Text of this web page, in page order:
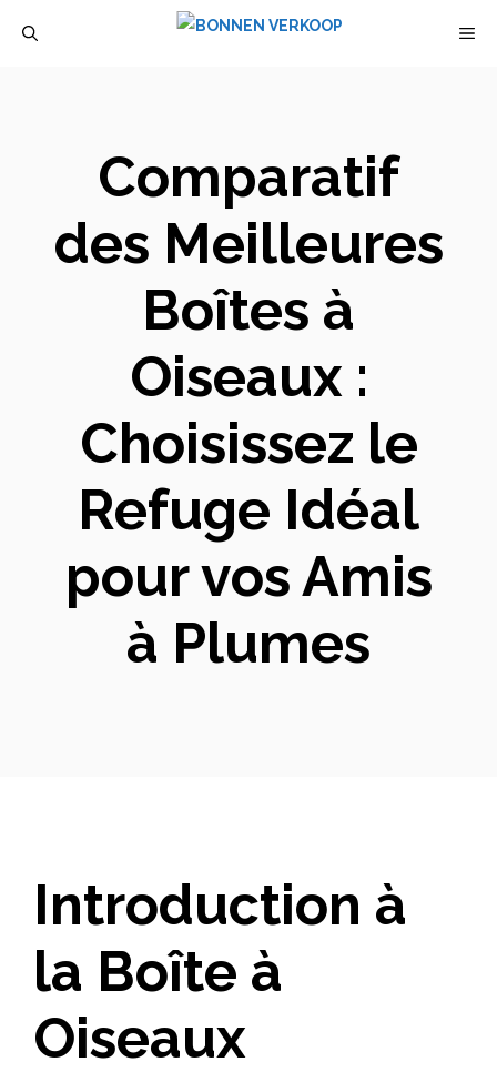
Comparatif
des Meilleures
Boîtes à
Oiseaux :
Choisissez le
Refuge Idéal
pour vos Amis
à Plumes
Introduction à
la Boîte à
Oiseaux